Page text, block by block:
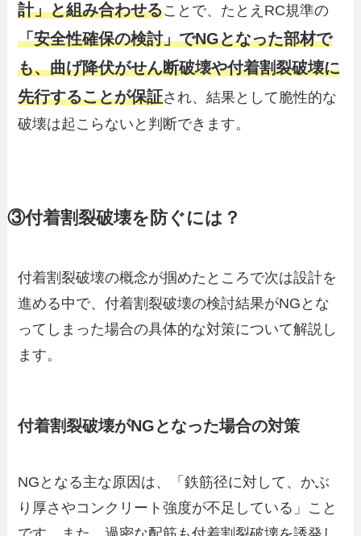
計」と組み合わせることで、たとえRC規準の
「安全性確保の検討」でNGとなった部材で
も、曲げ降伏がせん断破壊や付着割裂破壊に
先行することが保証され、結果として脆性的な
破壊は起こらないと判断できます。
③付着割裂破壊を防ぐには？
付着割裂破壊の概念が掴めたところで次は設計を
進める中で、付着割裂破壊の検討結果がNGとな
ってしまった場合の具体的な対策について解説し
ます。
付着割裂破壊がNGとなった場合の対策
NGとなる主な原因は、「鉄筋径に対して、かぶ
り厚さやコンクリート強度が不足している」こと